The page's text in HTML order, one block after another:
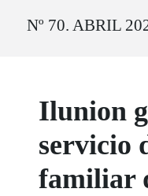
Nº 70. ABRIL
Ilunion
servicio
familiar